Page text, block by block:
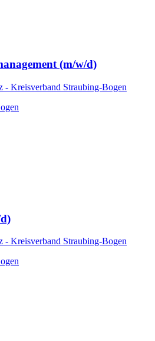
(m/w/d)
- Kreisverband Straubing-Bogen
- Kreisverband Straubing-Bogen